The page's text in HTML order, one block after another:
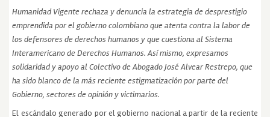
Humanidad Vigente rechaza y denuncia la estrategia de desprestigio
emprendida por el gobierno colombiano que atenta contra la labor de
los defensores de derechos humanos y que cuestiona al Sistema
Interamericano de Derechos Humanos. Así mismo, expresamos
solidaridad y apoyo al Colectivo de Abogado José Alvear Restrepo, que
ha sido blanco de la más reciente estigmatización por parte del
Gobierno, sectores de opinión y victimarios.
El escándalo generado por el gobierno nacional a partir de la reciente